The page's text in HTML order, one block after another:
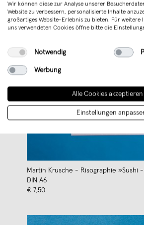
Martin Krusche - Risographie »Sushi
DIN A6
€ 7,50
Wir können diese zur Analyse unserer
Website zu verbessern, personalisierte Inhalte
großartiges Website-Erlebnis zu bieten. Für weitere
uns verwendeten Cookies öffne bitte die
Notwendig
Werbung
Alle Cookies
Einstellungen